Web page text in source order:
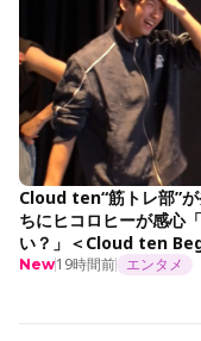
Cloud ten“筋トレ部”
ちにヒコロヒーが感心
い？」＜Cloud ten
New19時間前 エンタメ